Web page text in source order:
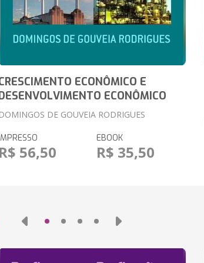
ECONÔMICO E
ECONÔMICO
DOMINGOS DE GOUVEIA RODRIGUES
R$ 56,50
EBOOK
R$ 35,50